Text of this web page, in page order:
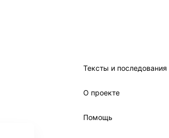
Тексты и последования
О проекте
Помощь